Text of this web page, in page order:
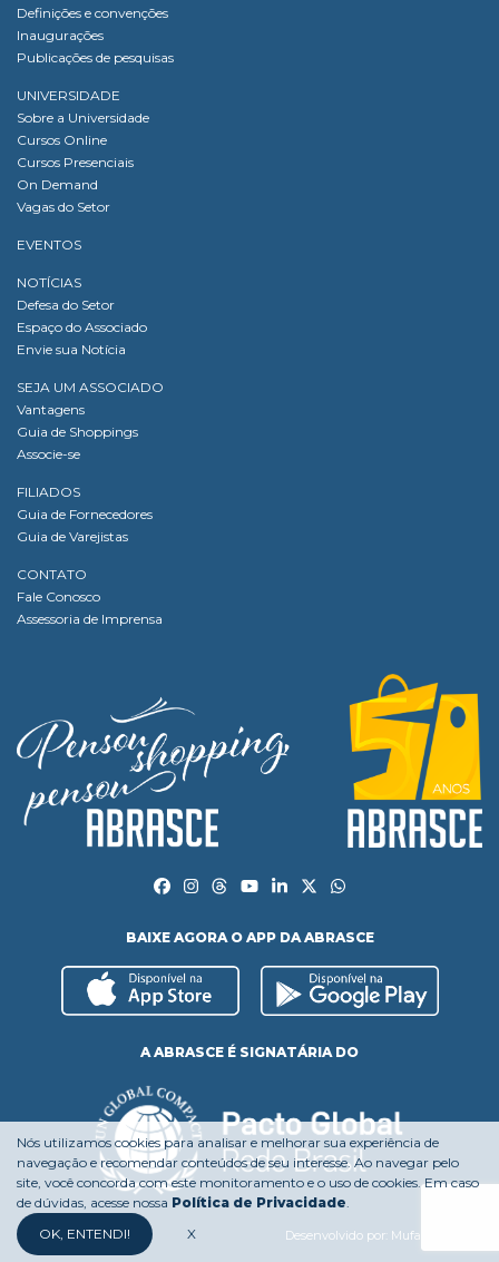
Definições e convenções
Inaugurações
Publicações de pesquisas
UNIVERSIDADE
Sobre a Universidade
Cursos Online
Cursos Presenciais
On Demand
Vagas do Setor
EVENTOS
NOTÍCIAS
Defesa do Setor
Espaço do Associado
Envie sua Notícia
SEJA UM ASSOCIADO
Vantagens
Guia de Shoppings
Associe-se
FILIADOS
Guia de Fornecedores
Guia de Varejistas
CONTATO
Fale Conosco
Assessoria de Imprensa
BAIXE AGORA O APP DA ABRASCE
A ABRASCE É SIGNATÁRIA DO
Desenvolvido por: Mufasa Agency
Nós utilizamos cookies para analisar e melhorar sua experiência de
navegação e recomendar conteúdos de seu interesse. Ao navegar pelo
site, você concorda com este monitoramento e o uso de cookies. Em caso
de dúvidas, acesse nossa Política de Privacidade.
OK, ENTENDI!
X